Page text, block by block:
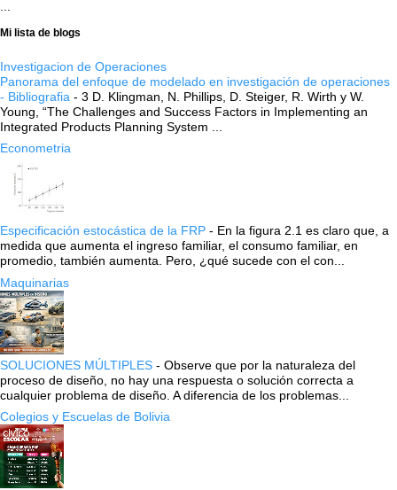
Mi lista de blogs
Investigacion de Operaciones
Panorama del enfoque de modelado en investigación de operaciones
- Bibliografia - 3 D. Klingman, N. Phillips, D. Steiger, R. Wirth y W.
Young, “The Challenges and Success Factors in Implementing an
Integrated Products Planning System ...
Econometria
Especificación estocástica de la FRP - En la figura 2.1 es claro que, a
medida que aumenta el ingreso familiar, el consumo familiar, en
promedio, también aumenta. Pero, ¿qué sucede con el con...
Maquinarias
SOLUCIONES MÚLTIPLES - Observe que por la naturaleza del
proceso de diseño, no hay una respuesta o solución correcta a
cualquier problema de diseño. A diferencia de los problemas...
Colegios y Escuelas de Bolivia